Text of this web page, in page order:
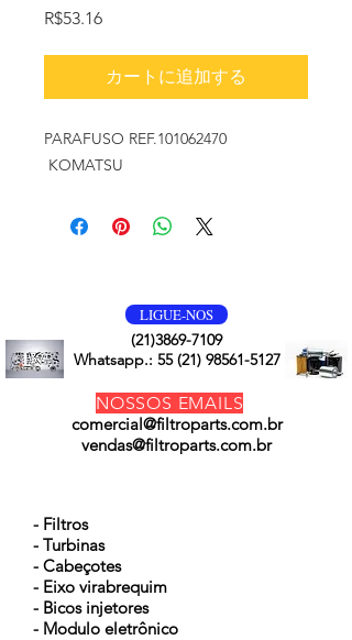
R$53.16価
カートに追加する
PARAFUSO REF.101062470
KOMATSU
LIGUE-NOS
(21)3869-7109
Whatsapp.: 55 (21) 98561-5127
NOSSOS EMAILS
comercial@filtroparts.com.br
vendas@filtroparts.com.br
- Filtros
- Turbinas
- Cabeçotes
- Eixo virabrequim
- Bicos injetores
- Modulo eletrônico